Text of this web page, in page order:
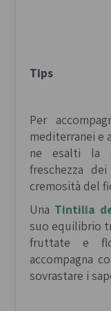
Tips
Per
mediterranei e
ne esalti la
freschezza
cremosità del
Una Tintilia
suo equilibrio
fruttate e
accompagna
sovrastare i